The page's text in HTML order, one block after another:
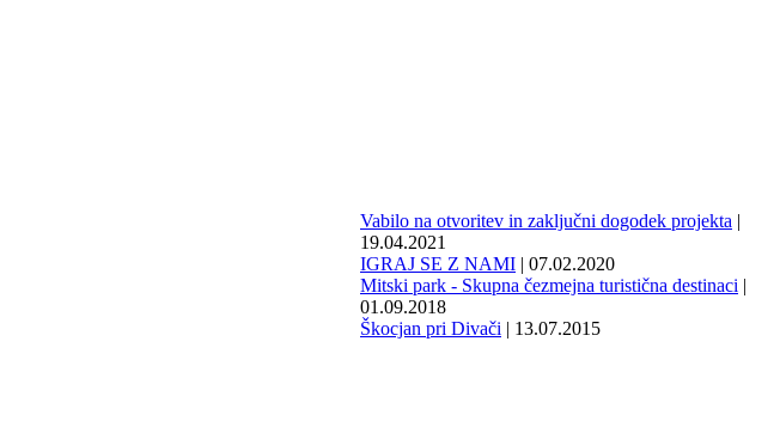
Vabilo na otvoritev in zaključni dogodek projekta |
19.04.2021
IGRAJ SE Z NAMI | 07.02.2020
Mitski park - Skupna čezmejna turistična destinaci |
01.09.2018
Škocjan pri Divači | 13.07.2015